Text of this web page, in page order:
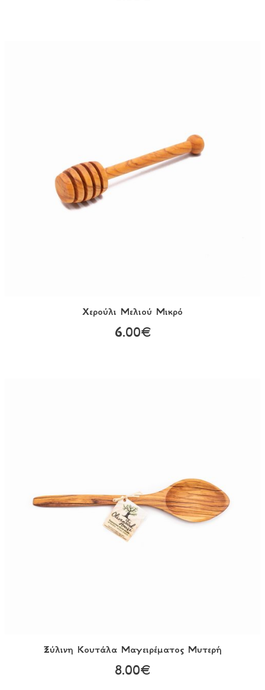
Χερούλι Μελιού Μικρό
6.00€
Ξύλινη Κουτάλα Mαγειρέματος Μυτερή
8.00€